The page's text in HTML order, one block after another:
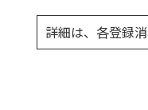
詳細は、各登録